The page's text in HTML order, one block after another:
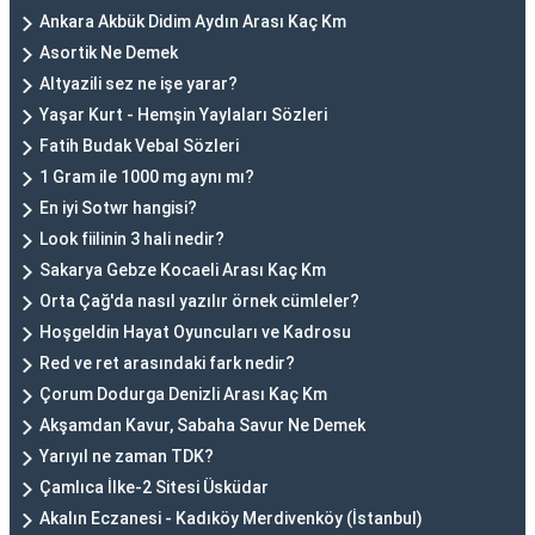
Ankara Akbük Didim Aydın Arası Kaç Km
Asortik Ne Demek
Altyazili sez ne işe yarar?
Yaşar Kurt - Hemşin Yaylaları Sözleri
Fatih Budak Vebal Sözleri
1 Gram ile 1000 mg aynı mı?
En iyi Sotwr hangisi?
Look fiilinin 3 hali nedir?
Sakarya Gebze Kocaeli Arası Kaç Km
Orta Çağ'da nasıl yazılır örnek cümleler?
Hoşgeldin Hayat Oyuncuları ve Kadrosu
Red ve ret arasındaki fark nedir?
Çorum Dodurga Denizli Arası Kaç Km
Akşamdan Kavur, Sabaha Savur Ne Demek
Yarıyıl ne zaman TDK?
Çamlıca İlke-2 Sitesi Üsküdar
Akalın Eczanesi - Kadıköy Merdivenköy (İstanbul)